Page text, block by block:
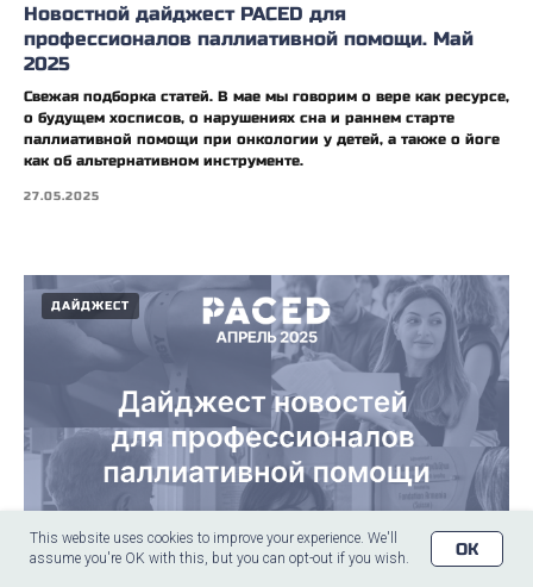
This website uses cookies to improve your experience. We'll
assume you're OK with this, but you can opt-out if you wish.
OK
Новостной дайджест PACED для
профессионалов паллиативной помощи. Май
2025
Свежая подборка статей. В мае мы говорим о вере как ресурсе,
о будущем хосписов, о нарушениях сна и раннем старте
паллиативной помощи при онкологии у детей, а также о йоге
как об альтернативном инструменте.
27.05.2025
ДАЙДЖЕСТ